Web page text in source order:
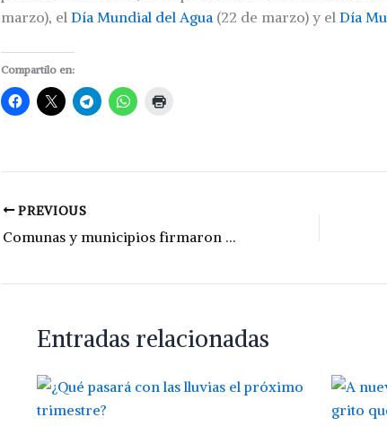
marzo), el Día Mundial del Agua (22 de marzo) y el Día
Compartilo en:
PREVIOUS
Comunas y municipios firmaron convenios para habilitar a la policía para retener motos
Entradas relacionadas